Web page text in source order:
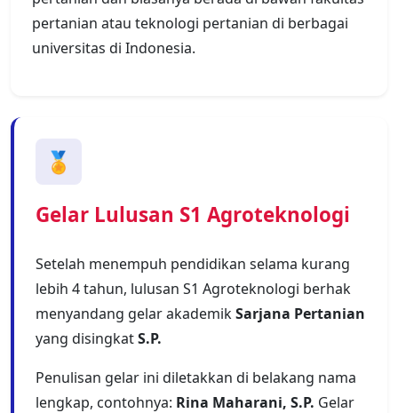
pertanian atau teknologi pertanian di berbagai
universitas di Indonesia.
🏅
Gelar Lulusan S1 Agroteknologi
Setelah menempuh pendidikan selama kurang
lebih 4 tahun, lulusan S1 Agroteknologi berhak
menyandang gelar akademikSarjana Pertanian
yang disingkatS.P.
Penulisan gelar ini diletakkan di belakang nama
lengkap, contohnya: Rina Maharani, S.P. Gelar